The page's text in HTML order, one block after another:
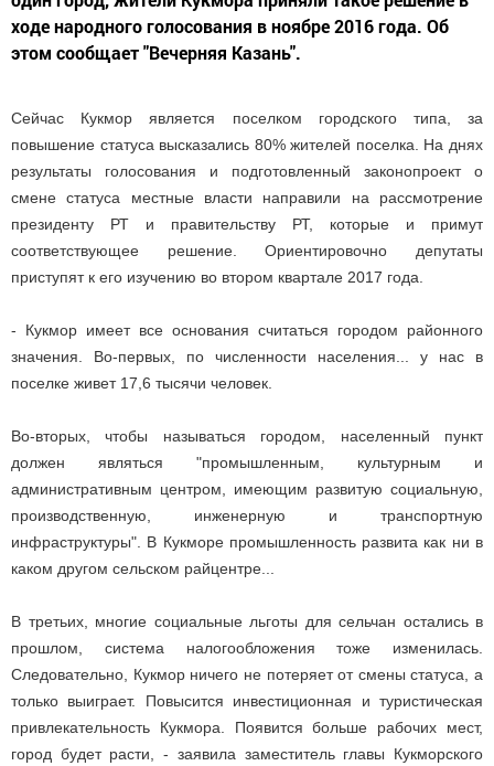
ходе народного голосования в ноябре 2016 года. Об
этом сообщает "Вечерняя Казань".
Сейчас Кукмор является поселком городского типа, за
повышение статуса высказались 80% жителей поселка. На днях
результаты голосования и подготовленный законопроект о
смене статуса местные власти направили на рассмотрение
президенту РТ и правительству РТ, которые и примут
соответствующее решение. Ориентировочно депутаты
приступят к его изучению во втором квартале 2017 года.
- Кукмор имеет все основания считаться городом районного
значения. Во-первых, по численности населения... у нас в
поселке живет 17,6 тысячи человек.
Во-вторых, чтобы называться городом, населенный пункт
должен являться "промышленным, культурным и
административным центром, имеющим развитую социальную,
производственную, инженерную и транспортную
инфраструктуры". В Кукморе промышленность развита как ни в
каком другом сельском райцентре...
В третьих, многие социальные льготы для сельчан остались в
прошлом, система налогообложения тоже изменилась.
Следовательно, Кукмор ничего не потеряет от смены статуса, а
только выиграет. Повысится инвестиционная и туристическая
привлекательность Кукмора. Появится больше рабочих мест,
город будет расти, - заявила заместитель главы Кукморского